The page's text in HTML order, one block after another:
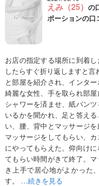
えみ（25） の
ポーションの口
お店の指定する場所に到着
したらすぐ折り返しますと
と部屋を紹介され、インタ
綺麗な女性、手を取られ部
シャワーを済ませ、紙パン
いるかを聞かれ、足と答え
い、腰、背中とマッサージ
マッサージをしてもらい、
にやってもらえた。仰向け
てもらい時間がきて終了。
き上手で居心地がよかった
す。 …続きを見る